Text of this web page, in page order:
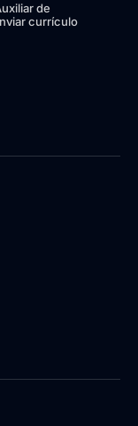
de
currículo